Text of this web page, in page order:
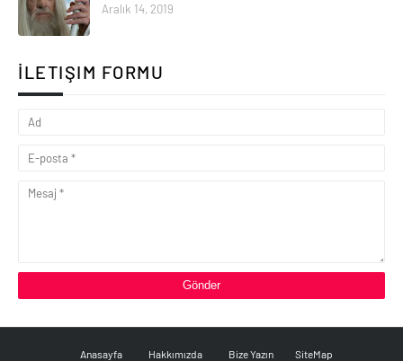
Aralık 14, 2019
İLETIŞIM FORMU
Anasayfa Hakkımızda Bize Yazın SiteMap